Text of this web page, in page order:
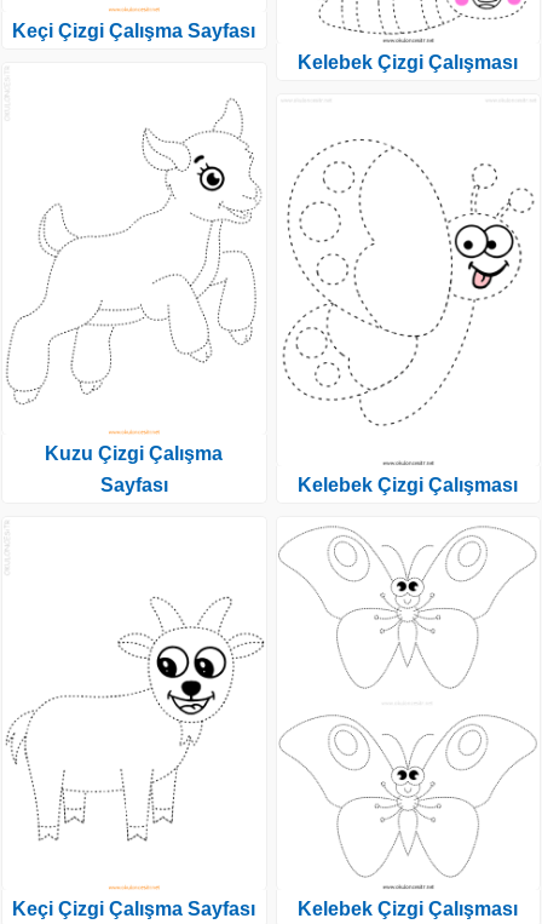
Keçi Çizgi Çalışma Sayfası
Kuzu Çizgi Çalışma
Sayfası
Keçi Çizgi Çalışma Sayfası
Kelebek Çizgi Çalışması
Kelebek Çizgi Çalışması
Kelebek Çizgi Çalışması